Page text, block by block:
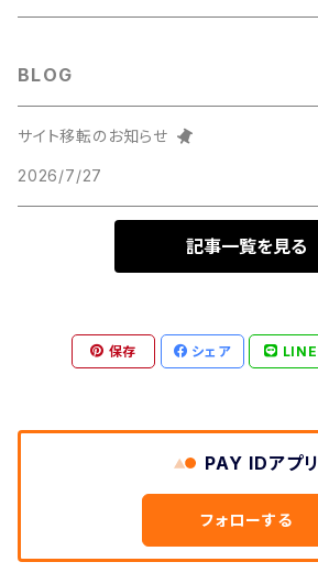
BLOG
サイト移転のお知らせ
2026/7/27
記事一覧を見る
保存 シェア LINE
PAY IDアプリ
フォローする